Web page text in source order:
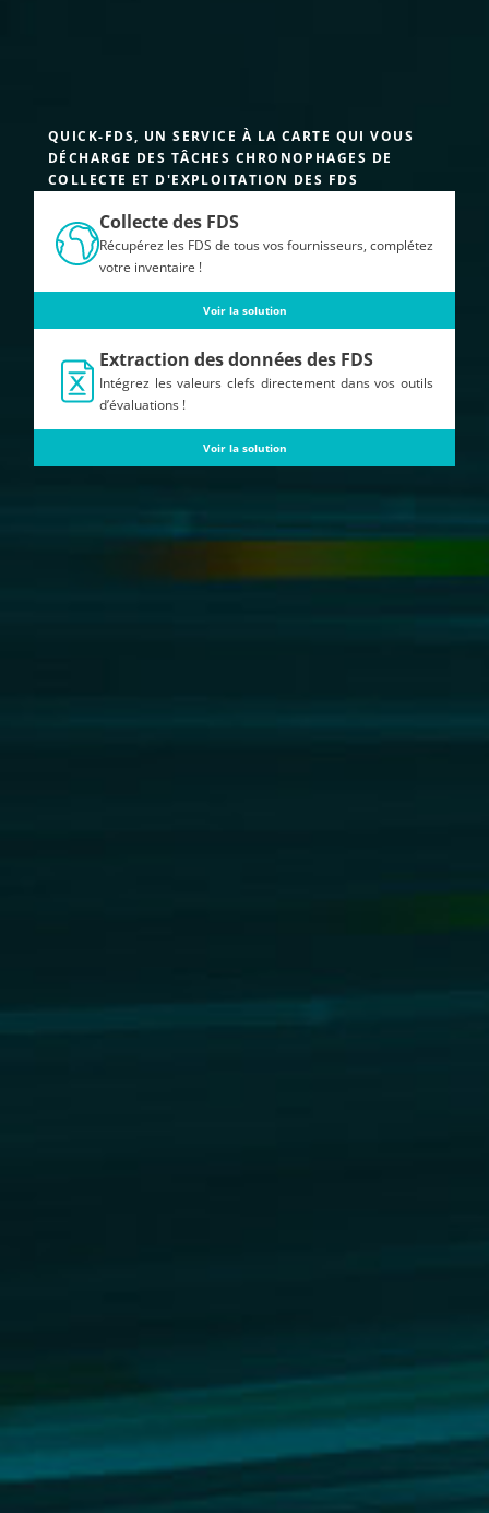
QUICK-FDS, UN SERVICE À LA CARTE QUI VOUS
DÉCHARGE DES TÂCHES CHRONOPHAGES DE
COLLECTE ET D'EXPLOITATION DES FDS
Collecte des FDS
Récupérez les FDS de tous vos fournisseurs, complétez
votre inventaire !
Voir la solution
Extraction des données des FDS
Intégrez les valeurs clefs directement dans vos outils
d’évaluations !
Voir la solution